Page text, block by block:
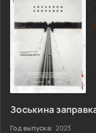
народов Африки. Ученый
сотрудничать,
Зоськина
Год выпуска: 2023